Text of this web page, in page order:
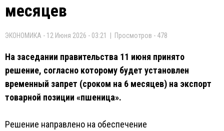
месяцев
ЭКОНОМИКА - 12 Июня 2026 - 03:21 | Просмотров - 478
На заседании правительства 11 июня принято
решение, согласно которому будет установлен
временный запрет (сроком на 6 месяцев) на экспорт
товарной позиции «пшеница».
Решение направлено на обеспечение